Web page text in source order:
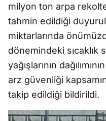
milyon ton arpa
tahmin edildiği
miktarlarında
dönemindeki sıcaklık
yağışlarının
arz güvenliği
takip edildiği bildirildi.